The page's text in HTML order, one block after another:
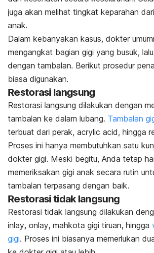
juga akan melihat tingkat keparahan
anak.
Dalam kebanyakan kasus, dokter
mengangkat bagian gigi yang busuk,
dengan tambalan. Berikut prosedur
biasa digunakan.
Restorasi langsung
Restorasi langsung dilakukan dengan
tambalan ke dalam lubang. Tambalan
terbuat dari perak, acrylic acid, hingga
Proses ini hanya membutuhkan satu
dokter gigi. Meski begitu, Anda tetap
memeriksakan gigi anak secara rutin
tambalan terpasang dengan baik.
Restorasi tidak langsung
Restorasi tidak langsung dilakukan
inlay, onlay, mahkota gigi tiruan, hingga
gigi. Proses ini biasanya memerlukan